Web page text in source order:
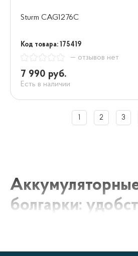
Sturm CAG1276C
Код товара: 175419
— отзывов нет
7 990 руб.
Есть в наличии
1 2 3
болгарки: